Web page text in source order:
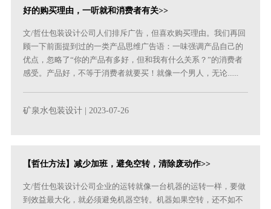
好的购买理由，一听就和消费者有关>>
文/哲仕包装设计公司人们排斥广告，但喜欢购买理由。我们再回
顾一下前面提到过的一类产品思维广告语：一味强调产品自己的
优点，忽略了“你的产品有多好，但和我有什么关系？”的消费者
感受。产品好，不等于消费者就要买！就像一个男人，无论......
矿泉水包装设计 | 2023-07-26
【哲仕方法】减少加班，避免空转，清除废动作>>
文/哲仕包装设计公司企业的运转就像一台机器的运转一样，要做
到效益最大化，就必须避免机器空转。机器如果空转，还不如不